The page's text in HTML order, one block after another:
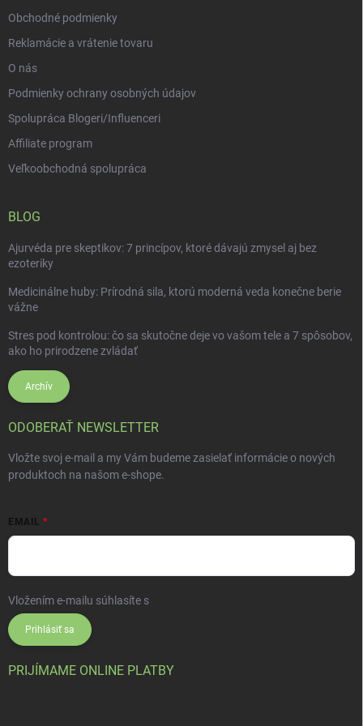
Obchodné podmienky
Reklamácie a vrátenie tovaru
O nás
Podmienky ochrany osobných údajov
Spolupráca Blogeri/Influenceri
Affiliate program
Veľkoobchodná spolupráca
BLOG
Ajurvéda pre skeptikov: 7 princípov, ktoré dávajú zmysel aj bez
ezoteriky
Medicinálne huby: Prírodná sila, ktorú moderná veda konečne berie
vážne
Stres pod kontrolou: čo sa skutočne deje vo vašom tele a 7 spôsobov,
ako ho prirodzene zvládať
Archív
ODOBERAŤ NEWSLETTER
Vložte svoj e-mail a my Vám budeme zasielať informácie o nových
produktoch na našom e-shope.
EMAIL
Vložením e-mailu súhlasíte s
Prihlásiť sa
PRIJÍMAME ONLINE PLATBY